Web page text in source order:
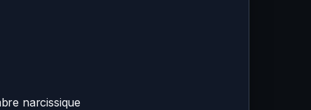
narcissique